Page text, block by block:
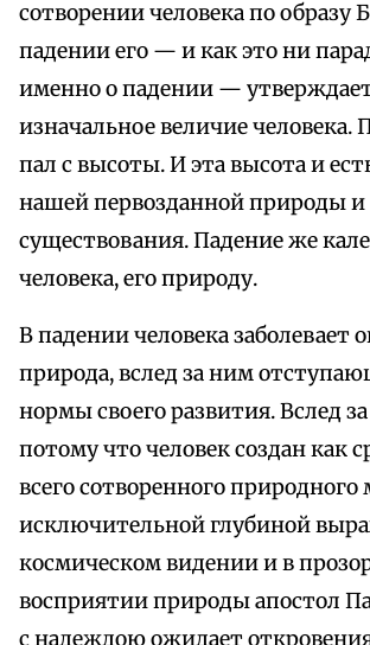
сотворении человека по образу
падении его — и как это ни
именно о падении —
изначальное величие человека.
пал с высоты. И эта высота и
нашей первозданной природы и
существования. Падение же
человека, его природу.
В падении человека заболевает
природа, вслед за ним
нормы своего развития. Вслед
потому что человек создан как
всего сотворенного природного
исключительной глубиной
космическом видении и в
восприятии природы апостол
с надеждою ожидает